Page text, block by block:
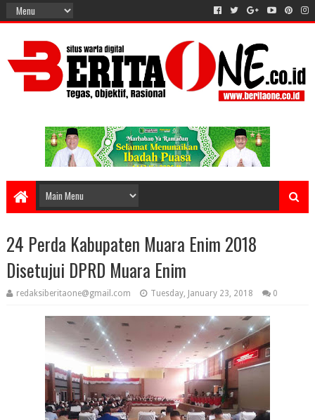
24 Perda Kabupaten Muara Enim 2018
Disetujui DPRD Muara Enim
redaksiberitaone@gmail.com Tuesday, January 23, 2018 0